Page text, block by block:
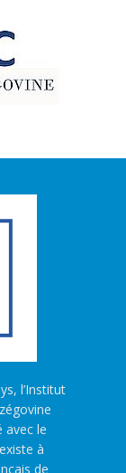
l’Institut
avec le
à
de